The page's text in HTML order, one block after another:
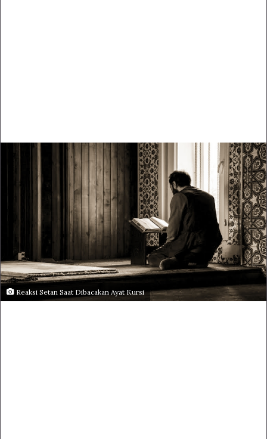
Reaksi Setan Saat Dibacakan Ayat Kursi